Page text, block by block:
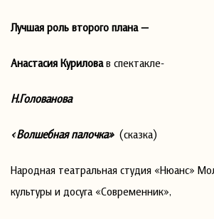
Лучшая роль второго плана —
Анастасия Куриловав спектакле-
Н.Голованова
«Волшебная палочка»(сказка)
Народная театральная студия «Нюанс»
культуры и досуга «Современник»,